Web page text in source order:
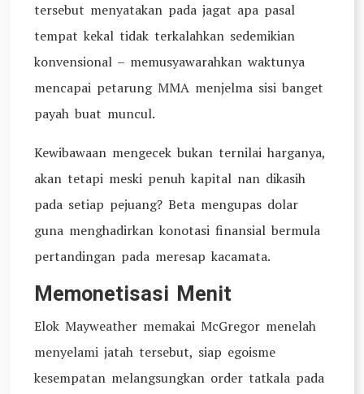
tersebut menyatakan pada jagat apa pasal
tempat kekal tidak terkalahkan sedemikian
konvensional – memusyawarahkan waktunya
mencapai petarung MMA menjelma sisi banget
payah buat muncul.
Kewibawaan mengecek bukan ternilai harganya,
akan tetapi meski penuh kapital nan dikasih
pada setiap pejuang? Beta mengupas dolar
guna menghadirkan konotasi finansial bermula
pertandingan pada meresap kacamata.
Memonetisasi Menit
Elok Mayweather memakai McGregor menelah
menyelami jatah tersebut, siap egoisme
kesempatan melangsungkan order tatkala pada